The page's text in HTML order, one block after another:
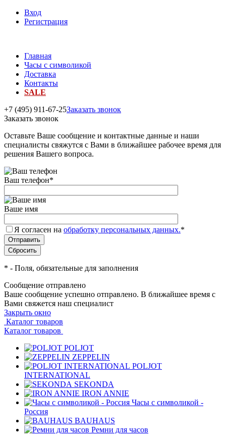
Вход
Регистрация
Главная
Часы с символикой
Доставка
Контакты
SALE
+7 (495) 911-67-25Заказать звонок
Заказать звонок
Оставьте Ваше сообщение и контактные данные и наши
специалисты свяжутся с Вами в ближайшее рабочее время для
решения Вашего вопроса.
Ваш телефон*
Ваше имя
Я согласен на обработку персональных данных.*
* - Поля, обязательные для заполнения
Сообщение отправлено
Ваше сообщение успешно отправлено. В ближайшее время с
Вами свяжется наш специалист
Закрыть окно
Каталог товаров
Каталог товаров
POLJOT
ZEPPELIN
POLJOT
INTERNATIONAL
SEKONDA
IRON ANNIE
Часы с символикой -
Россия
BAUHAUS
Ремни для часов